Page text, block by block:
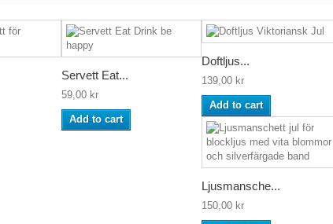
Servett Eat...
59,00 kr
Add to cart
Doftljus...
139,00 kr
Add to cart
Ljusmansche...
150,00 kr